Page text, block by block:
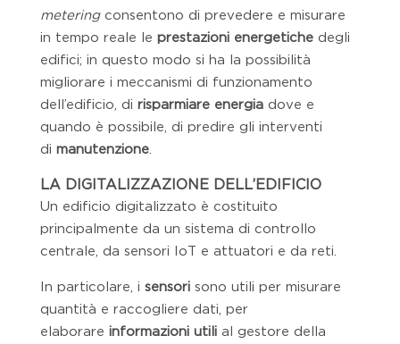
meteringconsentono di prevedere e misurare
in tempo reale le prestazioni energetichedegli
edifici; in questo modo si ha la possibilità
migliorare i meccanismi di funzionamento
dell’edificio, di risparmiare energia dove e
quando è possibile, di predire gli interventi
di manutenzione.
LA DIGITALIZZAZIONE DELL’EDIFICIO
Un edificio digitalizzato è costituito
principalmente da un sistema di controllo
centrale, da sensori IoT e attuatori e da reti.
In particolare, i sensorisono utili per misurare
quantità e raccogliere dati, per
elaborare informazioni utili al gestore della